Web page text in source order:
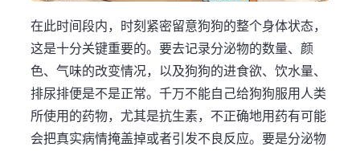
在此时间段内，时刻紧密留意狗狗的整个身体状态，
这是十分关键重要的。要去记录分泌物的数量、颜
色、气味的改变情况，以及狗狗的进食欲、饮水量、
排尿排便是不是正常。千万不能自己给狗狗服用人类
所使用的药物，尤其是抗生素，不正确地用药有可能
会把真实病情掩盖掉或者引发不良反应。要是分泌物